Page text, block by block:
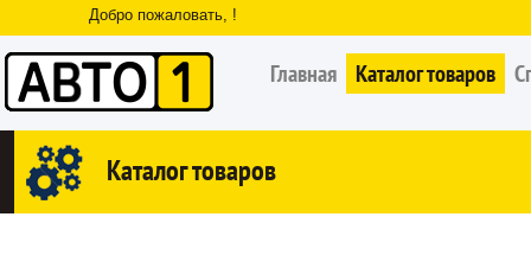
Добро пожаловать, !
Главная Каталог товаров
Каталог товаров